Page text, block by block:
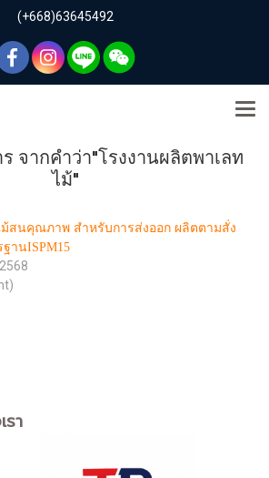
(+668)63645492
จากคำว่า"โรงงานผลิตพาเลท
ไม้"
ม้สนคุณภาพ สำหรับการส่งออก ผลิตตามสั่ง
านISPM15
า